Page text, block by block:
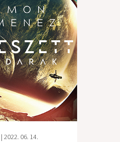
| 2022. 06. 14.